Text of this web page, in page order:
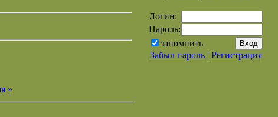
»
Логин:
Пароль:
запомнить
Забыл пароль| Регистрация